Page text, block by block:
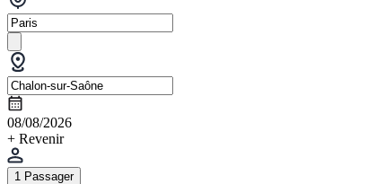
08/08/2026
+ Revenir
1 Passager